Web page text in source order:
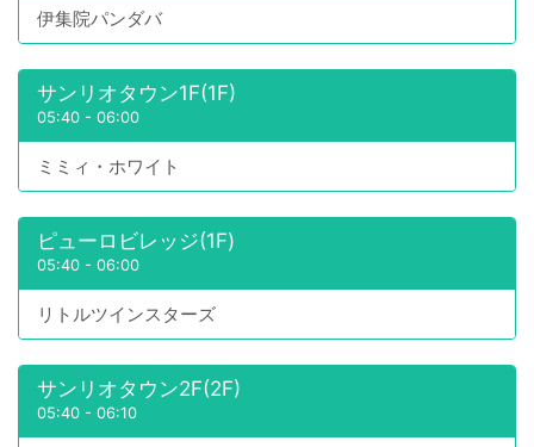
伊集院パンダバ
サンリオタウン1F(1F)
05:40 - 06:00
ミミィ・ホワイト
ピューロビレッジ(1F)
05:40 - 06:00
リトルツインスターズ
サンリオタウン2F(2F)
05:40 - 06:10